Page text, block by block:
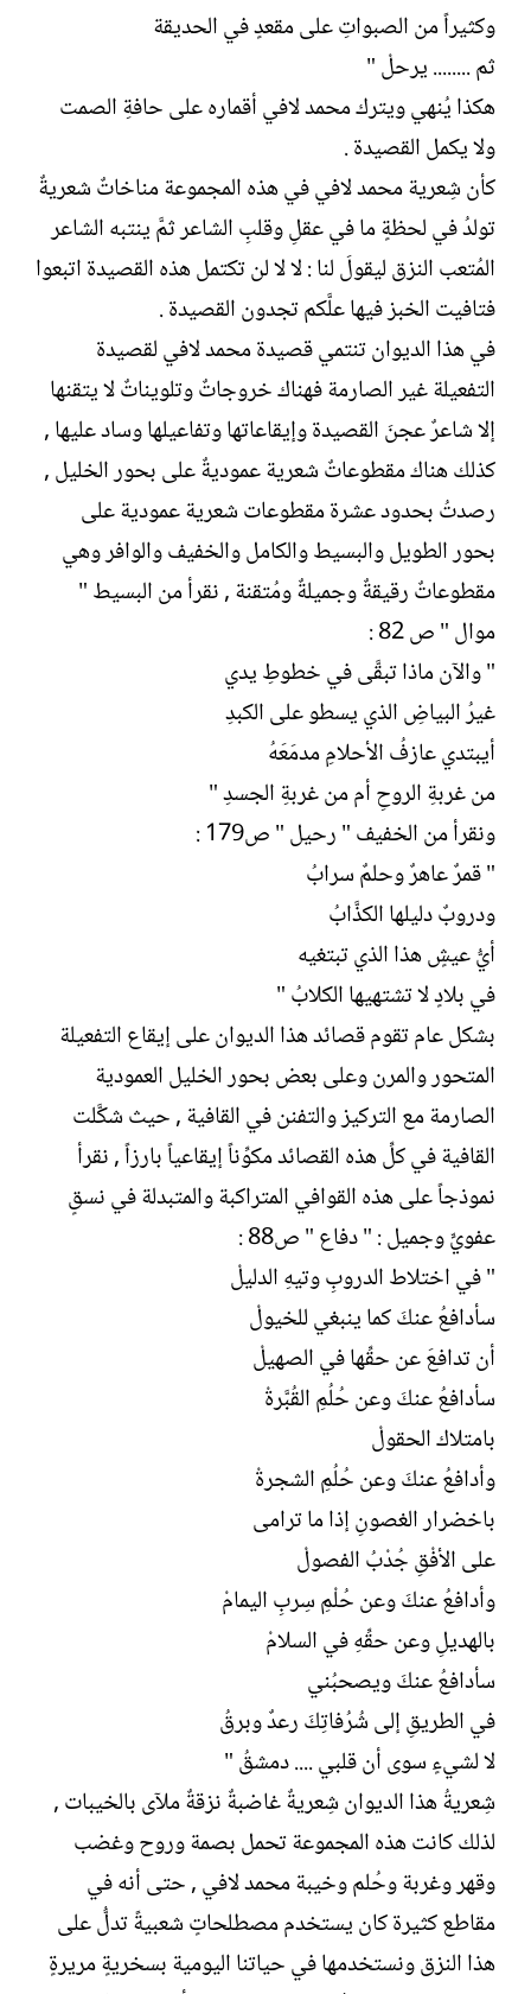
وكثيراً من الصبواتِ على مقعدٍ في الحديقة
ثم ........ يرحلْ "
هكذا يُنهي ويترك محمد لافي أقماره على حافةِ الصمت
ولا يكمل القصيدة .
كأن شِعرية محمد لافي في هذه المجموعة مناخاتٌ شعريةٌ
تولدُ في لحظةٍ ما في عقلِ وقلبِ الشاعر ثمَّ ينتبه الشاعر
المُتعب النزق ليقولَ لنا : لا لا لن تكتمل هذه القصيدة اتبعوا
فتافيت الخبز فيها علَّكم تجدون القصيدة .
في هذا الديوان تنتمي قصيدة محمد لافي لقصيدة
التفعيلة غير الصارمة فهناك خروجاتٌ وتلويناتٌ لا يتقنها
إلا شاعرٌ عجنَ القصيدة وإيقاعاتها وتفاعيلها وساد عليها ,
كذلك هناك مقطوعاتٌ شعرية عموديةٌ على بحور الخليل ,
رصدتُ بحدود عشرة مقطوعات شعرية عمودية على
بحور الطويل والبسيط والكامل والخفيف والوافر وهي
مقطوعاتٌ رقيقةٌ وجميلةٌ ومُتقنة , نقرأ من البسيط "
موال " ص 82 :
" والآن ماذا تبقَّى في خطوطِ يدي
غيرُ البياضِ الذي يسطو على الكبدِ
أيبتدي عازفُ الأحلامِ مدمَعَهُ
من غربةِ الروحِ أم من غربةِ الجسدِ "
ونقرأ من الخفيف " رحيل " ص179 :
" قمرٌ عاهرٌ وحلمٌ سرابُ
ودروبٌ دليلها الكذَّابُ
أيُّ عيشٍ هذا الذي تبتغيه
في بلادٍ لا تشتهيها الكلابُ "
بشكل عام تقوم قصائد هذا الديوان على إيقاع التفعيلة
المتحور والمرن وعلى بعض بحور الخليل العمودية
الصارمة مع التركيز والتفنن في القافية , حيث شكَّلت
القافية في كلِّ هذه القصائد مكوِّناً إيقاعياً بارزاً , نقرأ
نموذجاً على هذه القوافي المتراكبة والمتبدلة في نسقٍ
عفويٍّ وجميل : " دفاع " ص88 :
" في اختلاط الدروبِ وتيهِ الدليلْ
سأدافعُ عنكَ كما ينبغي للخيولْ
أن تدافعَ عن حقِّها في الصهيلْ
سأدافعُ عنكَ وعن حُلُمِ القُبَّرةْ
بامتلاك الحقولْ
وأدافعُ عنكَ وعن حُلُمِ الشجرةْ
باخضرار الغصونِ إذا ما ترامى
على الأفْقِ جُدْبُ الفصولْ
وأدافعُ عنكَ وعن حُلْمِ سِربِ اليمامْ
بالهديلِ وعن حقِّهِ في السلامْ
سأدافعُ عنكَ ويصحبُني
في الطريقِ إلى شُرُفاتِكَ رعدٌ وبرقُ
لا لشيءٍ سوى أن قلبي .... دمشقُ "
شِعريةُ هذا الديوان شِعريةٌ غاضبةٌ نزقةٌ ملآى بالخيبات ,
لذلك كانت هذه المجموعة تحمل بصمة وروح وغضب
وقهر وغربة وحُلم وخيبة محمد لافي , حتى أنه في
مقاطع كثيرة كان يستخدم مصطلحاتٍ شعبيةً تدلُّ على
هذا النزق ونستخدمها في حياتنا اليومية بسخريةٍ مريرةٍ